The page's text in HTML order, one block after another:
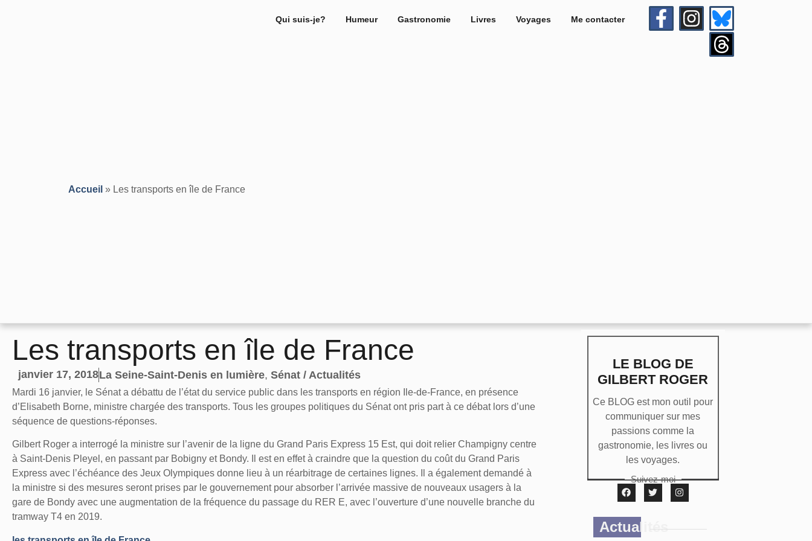
Qui suis-je? Humeur Gastronomie Livres Voyages Me contacter
Accueil » Les transports en île de France
Les transports en île de France
janvier 17, 2018La Seine-Saint-Denis en lumière, Sénat / Actualités
Mardi 16 janvier, le Sénat a débattu de l’état du service public dans les transports en région Ile-de-France, en présence
d’Elisabeth Borne, ministre chargée des transports. Tous les groupes politiques du Sénat ont pris part à ce débat lors d’une
séquence de questions-réponses.
Gilbert Roger a interrogé la ministre sur l’avenir de la ligne du Grand Paris Express 15 Est, qui doit relier Champigny centre
à Saint-Denis Pleyel, en passant par Bobigny et Bondy. Il est en effet à craindre que la question du coût du Grand Paris
Express avec l’échéance des Jeux Olympiques donne lieu à un réarbitrage de certaines lignes. Il a également demandé à
la ministre si des mesures seront prises par le gouvernement pour absorber l’arrivée massive de nouveaux usagers à la
gare de Bondy avec une augmentation de la fréquence du passage du RER E, avec l’ouverture d’une nouvelle branche du
tramway T4 en 2019.
LE BLOG DE
GILBERT ROGER
Ce BLOG est mon outil pour
communiquer sur mes
passions comme la
gastronomie, les livres ou
les voyages.
Suivez-moi
Actualités